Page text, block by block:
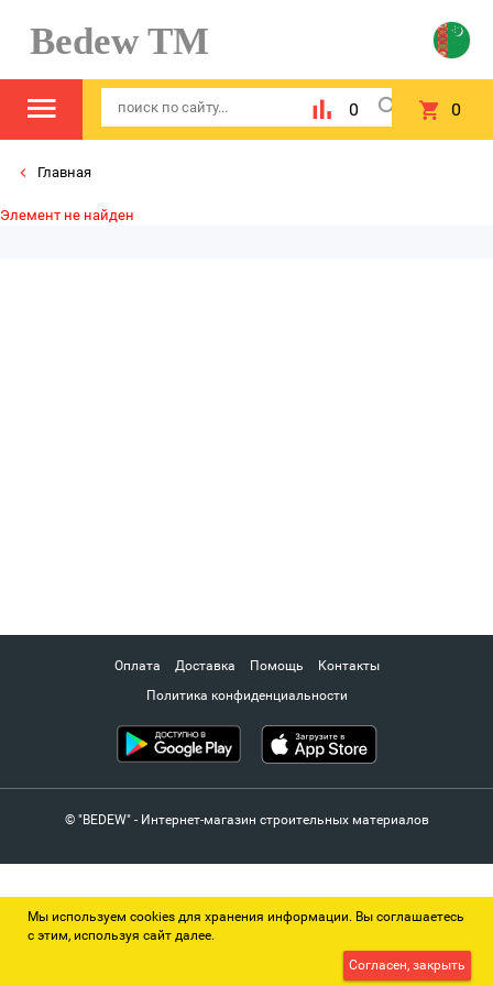
Bedew TM
0 0
Главная
Элемент не найден
Оплата Доставка Помощь
Контакты
Политика конфиденциальности
© "BEDEW" - Интернет-магазин строительных материалов
Мы используем cookies для хранения информации. Вы соглашаетесь
с этим, используя сайт далее.
Согласен, закрыть